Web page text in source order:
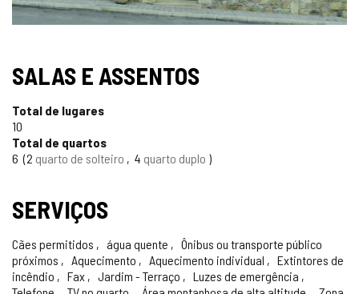
SALAS E ASSENTOS
Total de lugares
10
Total de quartos
6 2 quarto de solteiro 4 quarto duplo
SERVIÇOS
Cães permitidos água quente
Ônibus ou transporte público
próximos
Aquecimento Aquecimento individual
Extintores de
incêndio
Fax Jardim - Terraço
Luzes de emergência